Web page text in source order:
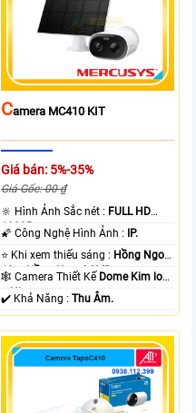
CAmera MC410 KIT
Giá bán: 5%-35%
Giá Gốc: 00 ₫
🔆 Hình Ảnh Sắc nét : FULL HD
1080P .
🌠 Công Nghệ Hình Ảnh :
IP.
⭐ Khi xem thiếu sáng : Hồng Ngoại
10m Hồng Ngoại SMD.
🕸️ Camera Thiết Kế Dome Kim loại
+ Nhựa.
️✔️ Khả Năng :Thu Âm.